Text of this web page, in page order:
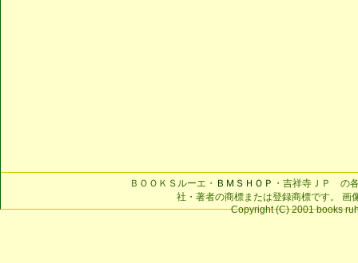
ＢＯＯＫＳルーエ・ ＢＭＳＨＯＰ ・吉祥寺ＪＰ の
社・著者の商標または登録商標です。 画
Copyright (C) 2001 books